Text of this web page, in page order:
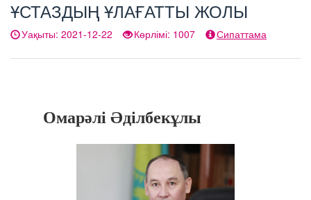
ҰСТАЗДЫҢ ҰЛАҒАТТЫ ЖОЛЫ
Уақыты: 2021-12-22 Көрлімі: 1007 Сипаттама
Омарәлі Әділбекұлы